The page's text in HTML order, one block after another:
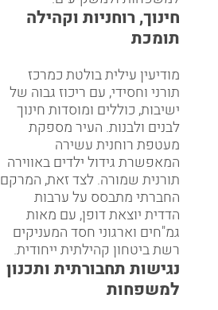
למשפחות ולמשקיעים.
חינוך, רוחניות וקהילה
תומכת
מודיעין עילית בולטת כמרכז
תורני וחסידי, עם ריכוז גבוה של
ישיבות, כוללים ומוסדות חינוך
לבנים ולבנות. העיר מספקת
מעטפת רוחנית עשירה
המאפשרת גידול ילדים באווירה
תורנית שמורה. לצד זאת, המרקם
החברתי מתבסס על ערבות
הדדית יוצאת דופן, עם מאות
גמ"חים וארגוני חסד המעניקים
רשת ביטחון קהילתית ייחודית.
נגישות תחבורתית ותכנון
למשפחות